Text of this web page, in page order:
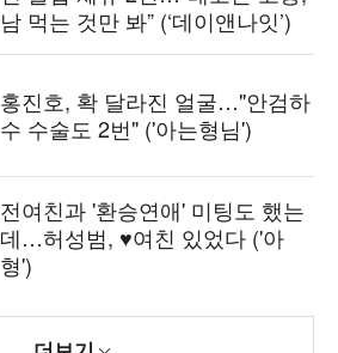
남 먹는 것만 봐” (‘데이앤나잇’)
홍진호, 확 달라진 얼굴…"안검하
수 수술도 2번" ('아는형님')
전여친과 '환승연애' 미팅도 했는
데…허성범, ♥여친 있었다 ('아
형')